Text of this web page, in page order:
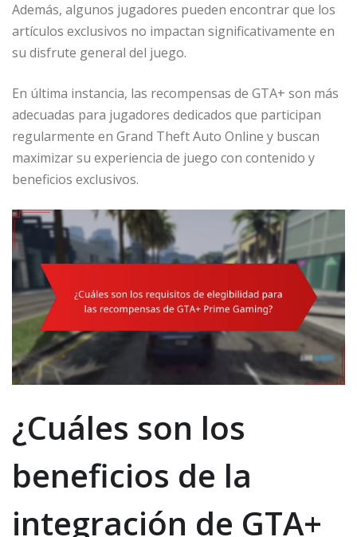
Además, algunos jugadores pueden encontrar que los
artículos exclusivos no impactan significativamente en
su disfrute general del juego.
En última instancia, las recompensas de GTA+ son más
adecuadas para jugadores dedicados que participan
regularmente en Grand Theft Auto Online y buscan
maximizar su experiencia de juego con contenido y
beneficios exclusivos.
¿Cuáles son los
beneficios de la
integración de GTA+